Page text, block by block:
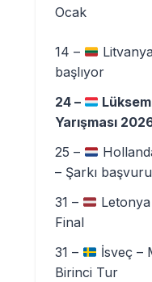
Ocak
14 –
başlıyor
24 –
Yarışması
25 –
– Şarkı
31 –
Final
31 –
İsveç –
Birinci Tur